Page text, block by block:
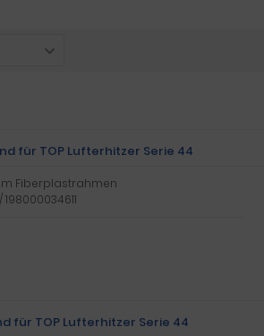
für TOP Lufterhitzer Serie 44
Fiberplastrahmen
für TOP Lufterhitzer Serie 44